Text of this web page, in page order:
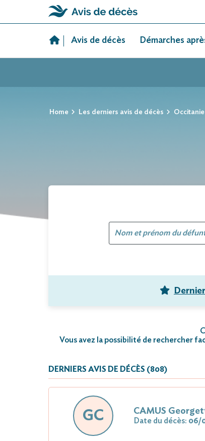
Avis de décès Démarches
Home Les derniers avis de décès Occitanie
Vous avez la possibilité de rechercher
DERNIERS AVIS DE DÉCÈS (808)
GC CAMUS
Date du décès: 06/